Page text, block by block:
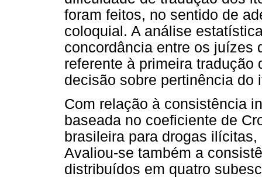
foram feitos, no sentido de
coloquial. A análise
concordância entre os juízes
referente à primeira
decisão sobre pertinência do
Com relação à consistência
baseada no coeficiente de
brasileira para drogas
Avaliou-se também a
distribuídos em quatro